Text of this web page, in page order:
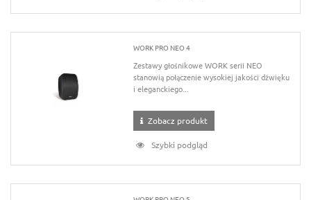
WORK PRO NEO 4
Zestawy głośnikowe WORK serii NEO
stanowią połączenie wysokiej jakości dźwięku
i eleganckiego...
Zobacz produkt
Szybki podgląd